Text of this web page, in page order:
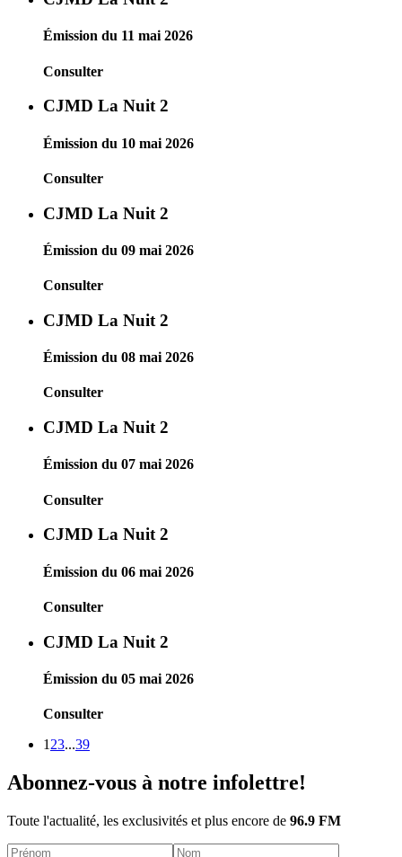
Émission du 11 mai 2026
Consulter
CJMD La Nuit 2
Émission du 10 mai 2026
Consulter
CJMD La Nuit 2
Émission du 09 mai 2026
Consulter
CJMD La Nuit 2
Émission du 08 mai 2026
Consulter
CJMD La Nuit 2
Émission du 07 mai 2026
Consulter
CJMD La Nuit 2
Émission du 06 mai 2026
Consulter
CJMD La Nuit 2
Émission du 05 mai 2026
Consulter
1 23...39
Abonnez-vous à notre infolettre!
Toute l'actualité, les exclusivités et plus encore de 96.9 FM